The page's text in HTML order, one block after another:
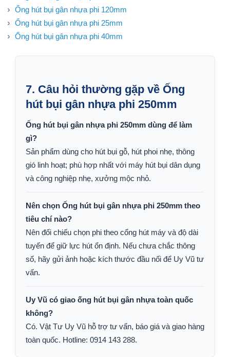
Ống hút bụi gân nhựa phi 120mm
Ống hút bụi gân nhựa phi 25mm
Ống hút bụi gân nhựa phi 40mm
7. Câu hỏi thường gặp về Ống
hút bụi gân nhựa phi 250mm
Ống hút bụi gân nhựa phi 250mm dùng để làm
gì?
Sản phẩm dùng cho hút bụi gỗ, hút phoi nhẹ, thông
gió linh hoạt; phù hợp nhất với máy hút bụi dân dụng
và công nghiệp nhẹ, xưởng mộc nhỏ.
Nên chọn Ống hút bụi gân nhựa phi 250mm theo
tiêu chí nào?
Nên đối chiếu chọn phi theo cổng hút máy và độ dài
tuyến để giữ lực hút ổn định. Nếu chưa chắc thông
số, hãy gửi ảnh hoặc kích thước đầu nối để Uy Vũ tư
vấn.
Uy Vũ có giao ống hút bụi gân nhựa toàn quốc
không?
Có. Vật Tư Uy Vũ hỗ trợ tư vấn, báo giá và giao hàng
toàn quốc. Hotline: 0914 143 288.